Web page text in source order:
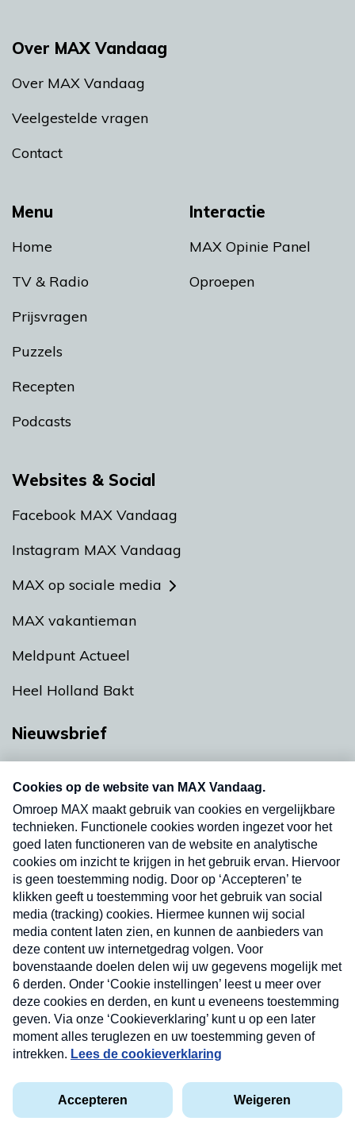
Menu
Home
TV & Radio
Prijsvragen
Puzzels
Recepten
Podcasts
Interactie
MAX Opinie Panel
Oproepen
Over MAX Vandaag
Over MAX Vandaag
Veelgestelde vragen
Contact
Websites & Social
Facebook MAX Vandaag
Instagram MAX Vandaag
MAX op sociale media
MAX vakantieman
Meldpunt Actueel
Heel Holland Bakt
Nieuwsbrief
nieuwsbrief. Elke vrijdag- en dinsdagochtend in
uw mailbox.
Verzend
Privacyverklaring
Cookieverklaring
Kwetsbaarheid melden
Nieuwsbrief
Neem hier een gratis abonnement op onze
nieuwsbrief. Elke vrijdag- en dinsdagochtend in uw